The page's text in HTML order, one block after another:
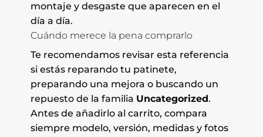
montaje y desgaste que aparecen en el
día a día.
Cuándo merece la pena comprarlo
Te recomendamos revisar esta referencia
si estás reparando tu patinete,
preparando una mejora o buscando un
repuesto de la familia Uncategorized.
Antes de añadirlo al carrito, compara
siempre modelo, versión, medidas y fotos